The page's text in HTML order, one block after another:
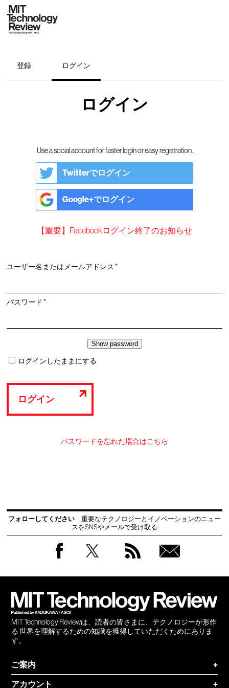
登録 ログイン
ログイン
Use a social account for faster login or easy registration.
Twitterでログイン
Google+でログイン
【重要】Facebookログイン終了のお知らせ
ユーザー名またはメールアドレス*必
パスワード*必
ログインしたままにする
ログイン
パスワードを忘れた場合はこちら
フォローしてください
重要なテクノロジーとイノベーションのニュー
スをSNSやメールで受け取る
MIT Technology Reviewは、読者の皆さまに、テクノロジーが形作
る 世界を理解するための知識を獲得していただくためにありま
す。
ご案内
+
アカウント
+